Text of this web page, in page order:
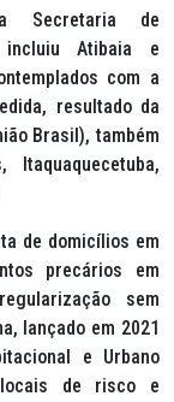
Secretaria de
incluiu Atibaia e
com a
resultado da
Brasil), também
Itaquaquecetuba,
de domicílios em
precários em
sem
lançado em 2021
e Urbano
locais de risco e